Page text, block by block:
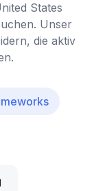
States
Unser
die aktiv